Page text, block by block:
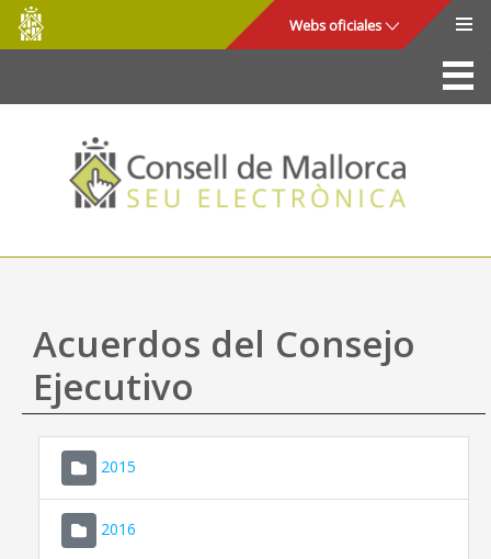
Saltar al contenido principal
Consell
de
Mallorca
Webs oficiales
La Sede
Consejo de Mallorca
Acceso y seguridad
Utilidades
Mapa web
Ayuda
Acuerdos del Consejo
Ejecutivo
2015
2016